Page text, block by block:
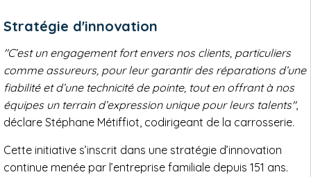
Stratégie d'innovation
"C’est un engagement fort envers nos clients, particuliers
comme assureurs, pour leur garantir des réparations d’une
fiabilité et d’une technicité de pointe, tout en offrant à nos
équipes un terrain d’expression unique pour leurs talents",
déclare Stéphane Métiffiot, codirigeant de la carrosserie.
Cette initiative s’inscrit dans une stratégie d’innovation
continue menée par l’entreprise familiale depuis 151 ans.